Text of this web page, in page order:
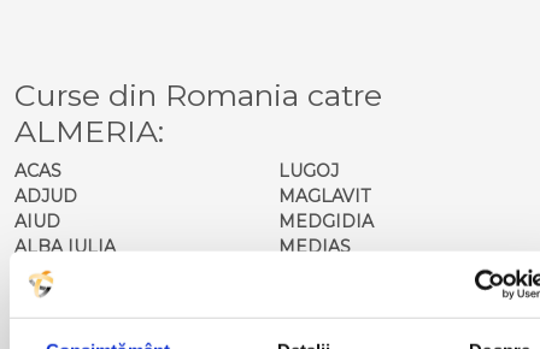
Curse din Romania catre
ALMERIA:
ACAS
ADJUD
AIUD
ALBA IULIA
ALESD
ALEXANDRIA
ARAD
LUGOJ
MAGLAVIT
MEDGIDIA
MEDIAS
MOTCA